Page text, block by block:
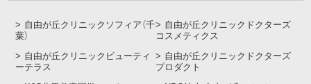
自由が丘クリニックソフィア（千
葉）
自由が丘クリニックドクターズ
コスメティクス
自由が丘クリニックビューティ
ーテラス
自由が丘クリニックドクターズ
プロダクト